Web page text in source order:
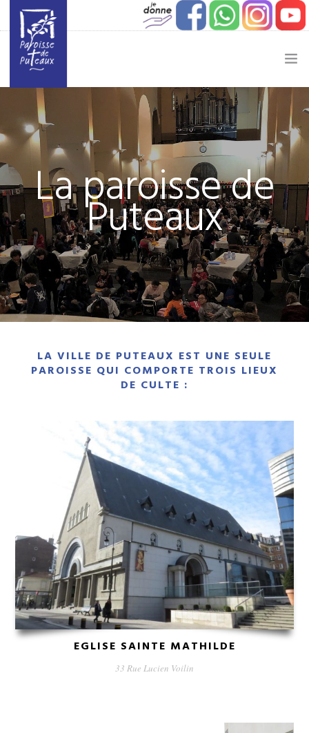
JE SOUHAITE…
ACTUALITÉ
JEUNESSE
ETAPES DE VIE
VIE PAROISSIALE
La paroisse de
Puteaux
LA VILLE DE PUTEAUX EST UNE SEULE
PAROISSE QUI COMPORTE TROIS LIEUX
DE CULTE :
EGLISE SAINTE MATHILDE
33 Rue Lucien Voilin